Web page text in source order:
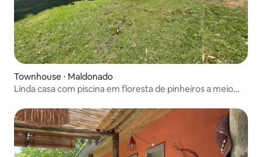
Townhouse ⋅ Maldonado
Linda casa com piscina em floresta de pinheiros a meio